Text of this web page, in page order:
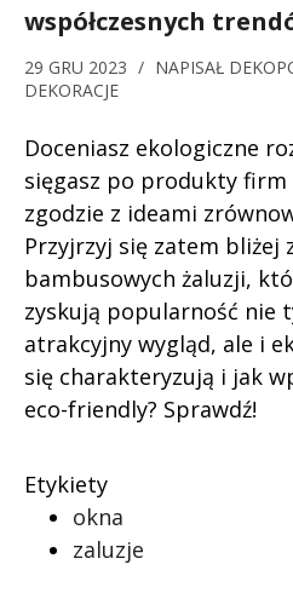
współczesnych
29 GRU 2023 / NAPISAŁ
DEKORACJE
Doceniasz ekologiczne
sięgasz po produkty firm
zgodzie z ideami
Przyjrzyj się zatem bliżej
bambusowych żaluzji,
zyskują popularność nie
atrakcyjny wygląd, ale i
się charakteryzują i jak
eco-friendly? Sprawdź!
Etykiety
okna
zaluzje